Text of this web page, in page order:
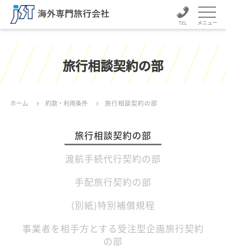
メニュー
旅行相談契約の部
ホーム 約款・利用条件 旅行相談契約の部
旅行相談契約の部
渡航手続代行契約の部
手配旅行契約の部
(別紙)特別補償規程
事業者を相手方とする受注型企画旅行契約
の部